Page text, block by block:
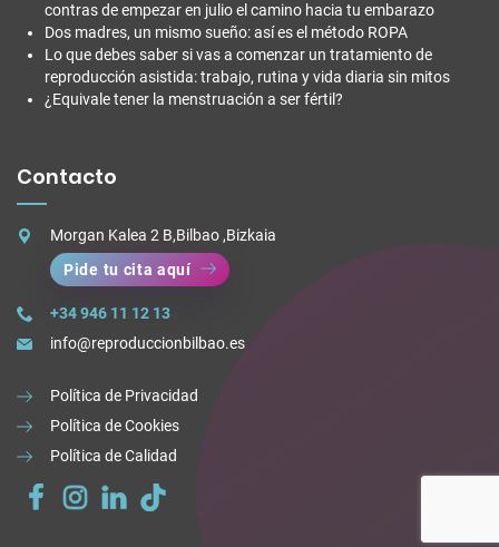
contras de empezar en julio el camino hacia tu embarazo
Dos madres, un mismo sueño: así es el método ROPA
Lo que debes saber si vas a comenzar un tratamiento de
reproducción asistida: trabajo, rutina y vida diaria sin mitos
¿Equivale tener la menstruación a ser fértil?
Contacto
Morgan Kalea 2 B,Bilbao ,Bizkaia
Pide tu cita aquí
+34 946 11 12 13
info@reproduccionbilbao.es
Política de Privacidad
Política de Cookies
Política de Calidad